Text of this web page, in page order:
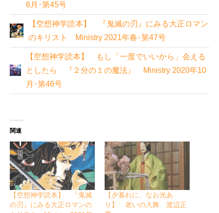
6月･第45号
【空想神学読本】 『鬼滅の刃』にみる大正ロマン
のキリスト Ministry 2021年春･第47号
【空想神学読本】 もし「一度でいいから」会える
としたら 『２分の１の魔法』 Ministry 2020年10
月･第46号
関連
【空想神学読本】 『鬼滅
の刃』にみる大正ロマンの
【夕暮れに、なお光あ
り】 老いの入舞 渡辺正